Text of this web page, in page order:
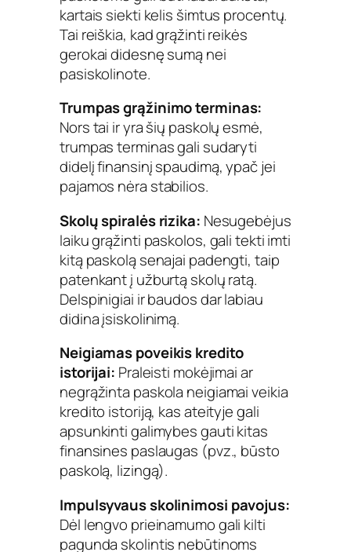
kartais siekti kelis šimtus procentų.
Tai reiškia, kad grąžinti reikės
gerokai didesnę sumą nei
pasiskolinote.
Trumpas grąžinimo terminas:
Nors tai ir yra šių paskolų esmė,
trumpas terminas gali sudaryti
didelį finansinį spaudimą, ypač jei
pajamos nėra stabilios.
Skolų spiralės rizika: Nesugebėjus
laiku grąžinti paskolos, gali tekti imti
kitą paskolą senajai padengti, taip
patenkant į užburtą skolų ratą.
Delspinigiai ir baudos dar labiau
didina įsiskolinimą.
Neigiamas poveikis kredito
istorijai: Praleisti mokėjimai ar
negrąžinta paskola neigiamai veikia
kredito istoriją, kas ateityje gali
apsunkinti galimybes gauti kitas
finansines paslaugas (pvz., būsto
paskolą, lizingą).
Impulsyvaus skolinimosi pavojus:
Dėl lengvo prieinamumo gali kilti
pagunda skolintis nebūtinoms